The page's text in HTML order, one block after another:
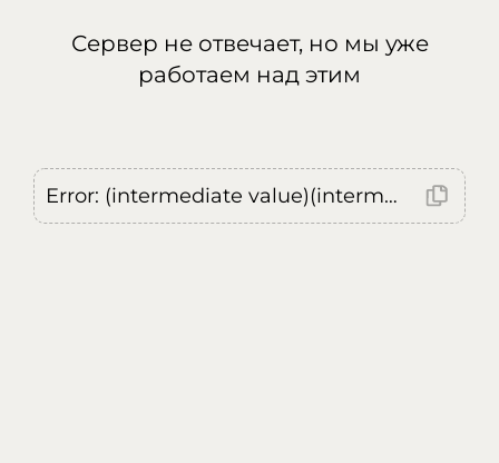
Сервер не отвечает, но мы уже
работаем над этим
Error: (intermediate value)(intermediate value)(intermediate value).replaceAll is not a function